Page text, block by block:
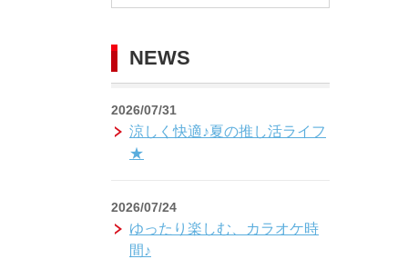
NEWS
2026/07/31
涼しく快適♪夏の推し活ライフ
★
2026/07/24
ゆったり楽しむ、カラオケ時
間♪